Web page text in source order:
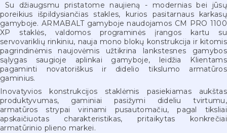
Su džiaugsmu pristatome naujieną - modernias bei jūsų
poreikius išpildysiančias stakles, kurios pasitarnaus karkasų
gamyboje. ARMABALT gamyboje naudojamos CM PRO 1100
XP staklės, valdomos programinės įrangos kartu su
servovariklių rinkiniu, nauja mono blokų konstrukcija ir kitomis
pagrindinėmis naujovėmis užtikrina lankstesnes gamybos
sąlygas saugioje aplinkai gamyboje, leidžia Klientams
pagaminti novatoriškus ir didelio tikslumo armatūros
gaminius.
Inovatyvios konstrukcijos staklėmis pasiekiamas aukštas
produktyvumas, gaminiai pasižymi dideliu tvirtumu,
armatūros strypai virinami pusautomačiu, pagal tiksliai
apskaičiuotas charakteristikas, pritaikytas konkrečiai
armatūrinio plieno markei.